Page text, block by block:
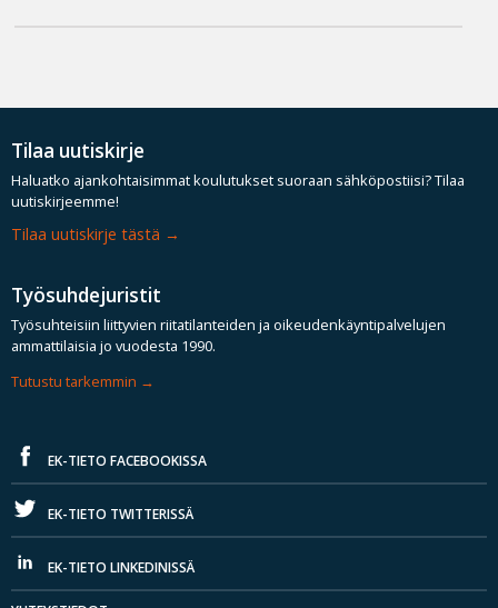
Tilaa uutiskirje
Haluatko ajankohtaisimmat koulutukset suoraan sähköpostiisi? Tilaa
uutiskirjeemme!
Tilaa uutiskirje tästä
Työsuhdejuristit
Työsuhteisiin liittyvien riitatilanteiden ja oikeudenkäyntipalvelujen
ammattilaisia jo vuodesta 1990.
Tutustu tarkemmin
EK-TIETO FACEBOOKISSA
EK-TIETO TWITTERISSÄ
EK-TIETO LINKEDINISSÄ